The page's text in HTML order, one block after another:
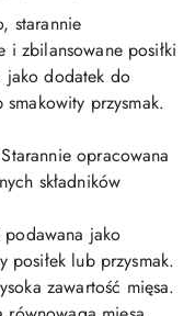
starannie
zbilansowane posiłki
jako dodatek do
przysmak.
Starannie opracowana
składników
jako
posiłek lub przysmak.
zawartość mięsa.